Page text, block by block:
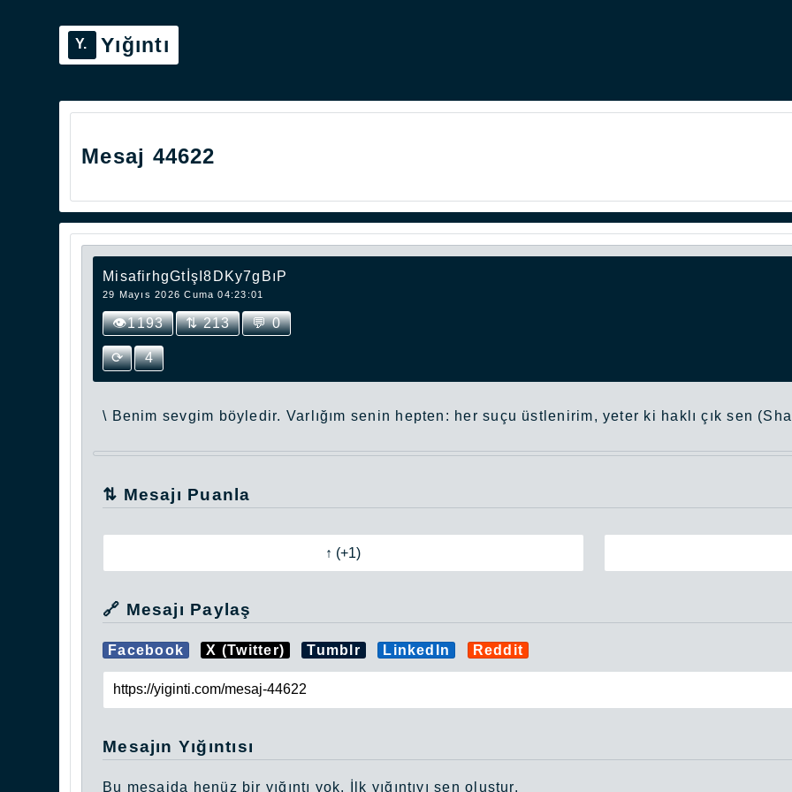
Yığıntı
Mesaj 44622
MisafirhgGtİşI8DKy7gBıP
29 Mayıs 2026 Cuma 04:23:01
👁1193 ⇅ 213 💬 0
⟳ 4
\ Benim sevgim böyledir. Varlığım senin hepten: her suçu üstlenirim, yeter ki haklı çık sen
⇅ Mesajı Puanla
🔗 Mesajı Paylaş
Facebook X (Twitter) Tumblr LinkedIn Reddit
Mesajın Yığıntısı
Bu mesajda henüz bir yığıntı yok. İlk yığıntıyı sen oluştur.